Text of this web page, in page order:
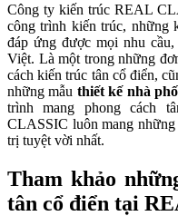
Công ty kiến trúc REAL
công trình kiến trúc, những
đáp ứng được mọi nhu
Việt. Là một trong những
cách kiến trúc tân cổ điển,
những mẫu thiết kế nhà
trình mang phong cách
CLASSIC luôn mang những
trị tuyệt vời nhất.
Tham khảo
tân cổ điển tại